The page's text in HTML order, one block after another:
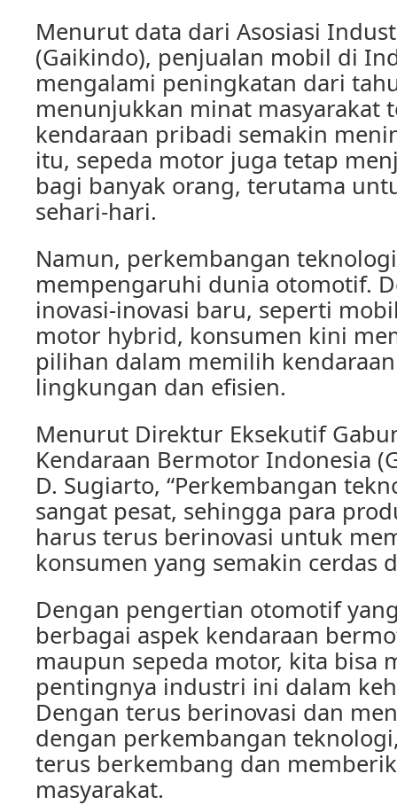
Menurut data dari Asosiasi
(Gaikindo), penjualan mobil di
mengalami peningkatan dari
menunjukkan minat masyarakat
kendaraan pribadi semakin
itu, sepeda motor juga tetap
bagi banyak orang, terutama
sehari-hari.
Namun, perkembangan
mempengaruhi dunia otomotif.
inovasi-inovasi baru, seperti
motor hybrid, konsumen kini
pilihan dalam memilih
lingkungan dan efisien.
Menurut Direktur Eksekutif
Kendaraan Bermotor Indonesia
D. Sugiarto, “Perkembangan
sangat pesat, sehingga para
harus terus berinovasi untuk
konsumen yang semakin cerdas
Dengan pengertian otomotif
berbagai aspek kendaraan
maupun sepeda motor, kita bisa
pentingnya industri ini dalam
Dengan terus berinovasi dan
dengan perkembangan
terus berkembang dan
masyarakat.